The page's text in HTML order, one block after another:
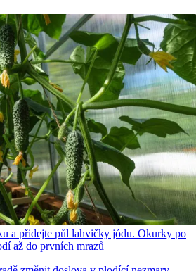
a přidejte půl lahvičky jódu. Okurky po
až do prvních mrazů